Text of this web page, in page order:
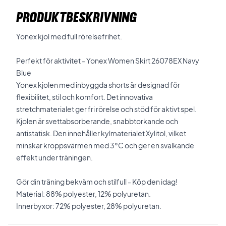
PRODUKTBESKRIVNING
Yonex kjol med full rörelsefrihet.
Perfekt för aktivitet - Yonex Women Skirt 26078EX Navy
Blue
Yonex kjolen med inbyggda shorts är designad för
flexibilitet, stil och komfort. Det innovativa
stretchmaterialet ger fri rörelse och stöd för aktivt spel.
Kjolen är svettabsorberande, snabbtorkande och
antistatisk. Den innehåller kylmaterialet Xylitol, vilket
minskar kroppsvärmen med 3°C och ger en svalkande
effekt under träningen.
Gör din träning bekväm och stilfull - Köp den idag!
Material: 88% polyester, 12% polyuretan.
Innerbyxor: 72% polyester, 28% polyuretan.